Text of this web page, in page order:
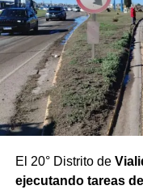
El 20° Distrito de
ejecutando tareas